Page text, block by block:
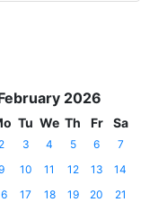
2026
Tu We Th Fr Sa
2 3 4 5 6
7
10 11 12 13
14
17 18 19 20
21